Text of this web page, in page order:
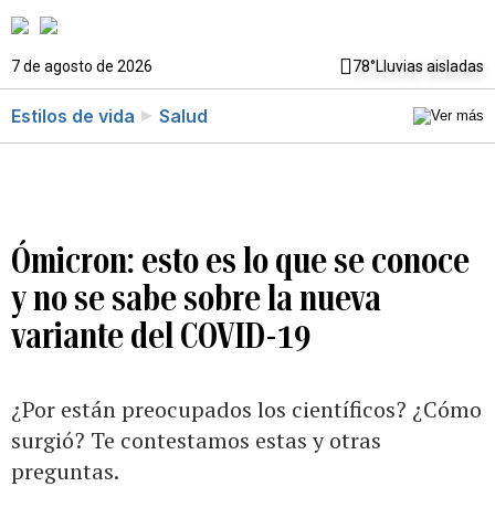
7 de agosto de 2026 78°Lluvias aisladas
Estilos de vida Salud
Ómicron: esto es lo que se conoce
y no se sabe sobre la nueva
variante del COVID-19
¿Por están preocupados los científicos? ¿Cómo
surgió? Te contestamos estas y otras
preguntas.